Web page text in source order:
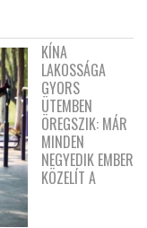
KÍNA
LAKOSSÁGA
GYORS
ÜTEMBEN
ÖREGSZIK: MÁR
MINDEN
NEGYEDIK EMBER
KÖZELÍT A